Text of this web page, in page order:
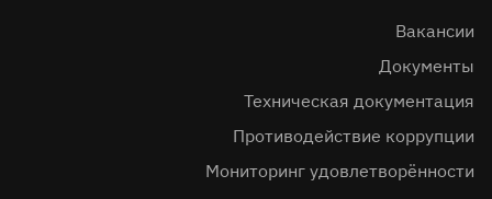
Вакансии
Документы
Техническая документация
Противодействие коррупции
Мониторинг удовлетворённости